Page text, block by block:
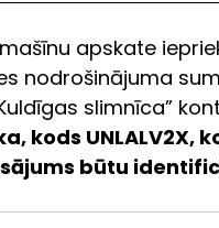
apskate
nodrošinājuma
slimnīca”
kods UNLALV2X,
būtu